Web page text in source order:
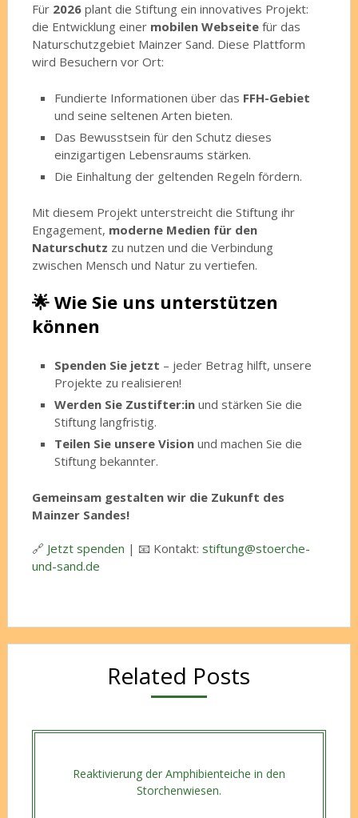
Für 2026plant die Stiftung ein innovatives Projekt:
die Entwicklung einer mobilen Webseitefür das
Naturschutzgebiet Mainzer Sand. Diese Plattform
wird Besuchern vor Ort:
Fundierte Informationen über das FFH-Gebiet
und seine seltenen Arten bieten.
Das Bewusstsein für den Schutz dieses
einzigartigen Lebensraums stärken.
Die Einhaltung der geltenden Regeln fördern.
Mit diesem Projekt unterstreicht die Stiftung ihr
Engagement, moderne Medien für den
Naturschutz zu nutzen und die Verbindung
zwischen Mensch und Natur zu vertiefen.
🌟 Wie Sie uns unterstützen
können
Spenden Sie jetzt – jeder Betrag hilft, unsere
Projekte zu realisieren!
Werden Sie Zustifter:in und stärken Sie die
Stiftung langfristig.
Teilen Sie unsere Vision und machen Sie die
Stiftung bekannter.
Gemeinsam gestalten wir die Zukunft des
Mainzer Sandes!
🔗 Jetzt spenden | 📧 Kontakt: stiftung@stoerche-
und-sand.de
Related Posts
Reaktivierung der Amphibienteiche in den
Storchenwiesen.